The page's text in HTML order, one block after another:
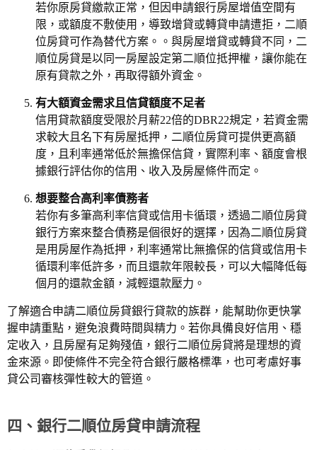
若你原房貸繳款正常，但因申請銀行房屋增值空間有
限，或額度不敷使用，導致增貸或轉貸申請遭拒，二順
位房貸可作為替代方案。。與房屋增貸或轉貸不同，二
順位房貸是以同一房屋設定第二順位抵押權，讓你能在
原有貸款之外，再取得額外資金。
有大額資金需求且信貸額度不足者
信用貸款額度受限於月薪22倍的DBR22規定，若資金需
求較大且名下有房屋抵押，二順位房貸可提供更高額
度，且利率通常低於無擔保信貸，實際利率、額度會根
據銀行評估你的信用、收入及房屋條件而定。
想要整合高利率債務者
若你有多筆高利率信貸或信用卡循環，透過二順位房貸
銀行方案來整合債務是個很好的選擇，因為二順位房貸
是用房屋作為抵押，利率通常比無擔保的信貸或信用卡
循環利率低許多，而且還款年限較長，可以大幅降低每
個月的還款金額，減輕還款壓力。
了解適合申請二順位房貸銀行貸款的族群，能幫助你更快掌
握申請重點，避免浪費時間與精力。若你具備良好信用、穩
定收入，且房屋有足夠殘值，銀行二順位房貸將是理想的資
金來源。即使條件不完全符合銀行嚴格標準，也可考慮好事
貸公司審核彈性較大的管道。
四、銀行二順位房貸申請流程